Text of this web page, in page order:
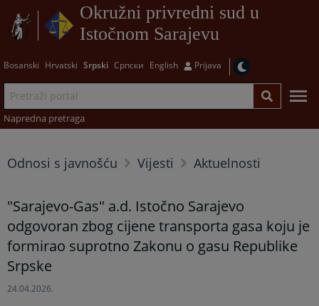
Okružni privredni sud u
Istočnom Sarajevu
Bosanski Hrvatski Srpski Српски English Prijava
Napredna pretraga
Odnosi s javnošću Vijesti Aktuelnosti
"Sarajevo-Gas" a.d. Istočno Sarajevo
odgovoran zbog cijene transporta gasa koju je
formirao suprotno Zakonu o gasu Republike
Srpske
24.04.2026.